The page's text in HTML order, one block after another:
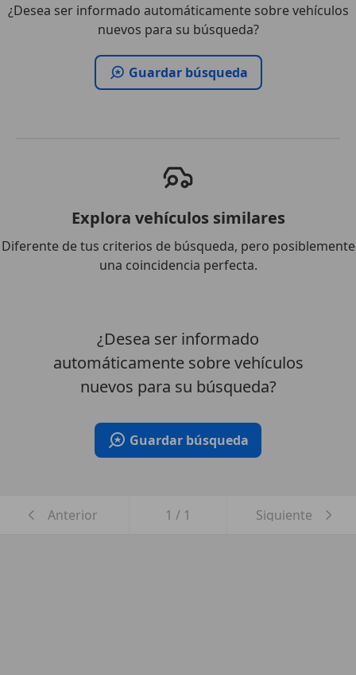
¿Desea ser informado automáticamente sobre vehículos
nuevos para su búsqueda?
Guardar búsqueda
Explora vehículos similares
Diferente de tus criterios de búsqueda, pero posiblemente
una coincidencia perfecta.
¿Desea ser informado
automáticamente sobre vehículos
nuevos para su búsqueda?
Guardar búsqueda
Anterior 1 / 1 Siguiente